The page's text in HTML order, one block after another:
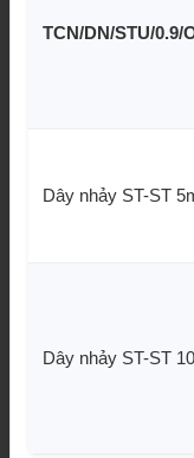
TCN/DN/STU/0.9/
Dây nhảy ST-ST
Dây nhảy ST-ST